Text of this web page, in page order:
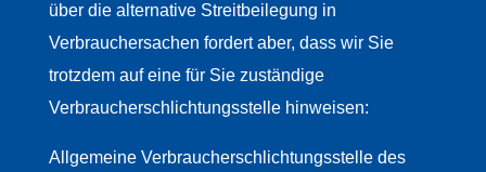
über die alternative Streitbeilegung in
Verbrauchersachen fordert aber, dass wir Sie
trotzdem auf eine für Sie zuständige
Verbraucherschlichtungsstelle hinweisen:
Allgemeine Verbraucherschlichtungsstelle des